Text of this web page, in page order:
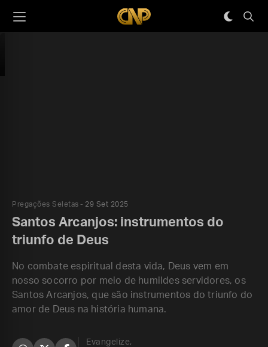
Pregações Seletas 29 Set 2025
Santos Arcanjos: instrumentos do
triunfo de Deus
No combate espiritual desta vida, Deus vem em
nosso socorro por meio de humildes servidores, os
Santos Arcanjos, que são instrumentos do triunfo do
amor de Deus na história humana.
Evangelize,